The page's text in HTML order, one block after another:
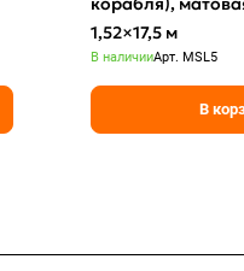
1,52×17,5 м
В наличииАрт. MSL5
В